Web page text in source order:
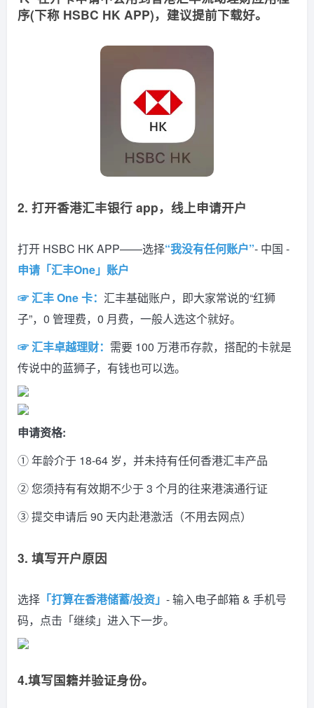
序(下称 HSBC HK APP)，建议提前下载好。
2. 打开香港汇丰银行 app，线上申请开户
打开 HSBC HK APP——选择“我没有任何账户”- 中国 -
申请「汇丰One」账户
☞ 汇丰 One 卡： 汇丰基础账户，即大家常说的“红狮
子”，0 管理费，0 月费，一般人选这个就好。
☞ 汇丰卓越理财： 需要 100 万港币存款，搭配的卡就是
传说中的蓝狮子，有钱也可以选。
申请资格:
① 年龄介于 18-64 岁，并未持有任何香港汇丰产品
② 您须持有有效期不少于 3 个月的往来港演通行证
③ 提交申请后 90 天内赴港激活（不用去网点）
3. 填写开户原因
选择 「打算在香港储蓄/投资」 - 输入电子邮箱 & 手机号
码，点击「继续」进入下一步。
4.填写国籍并验证身份。